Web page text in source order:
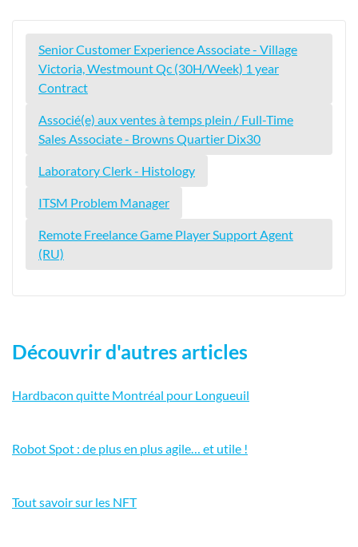
Senior Customer Experience Associate - Village
Victoria, Westmount Qc (30H/Week) 1 year
Contract
Associé(e) aux ventes à temps plein / Full-Time
Sales Associate - Browns Quartier Dix30
Laboratory Clerk - Histology
ITSM Problem Manager
Remote Freelance Game Player Support Agent
(RU)
Découvrir d'autres articles
Hardbacon quitte Montréal pour Longueuil
Robot Spot : de plus en plus agile… et utile !
Tout savoir sur les NFT